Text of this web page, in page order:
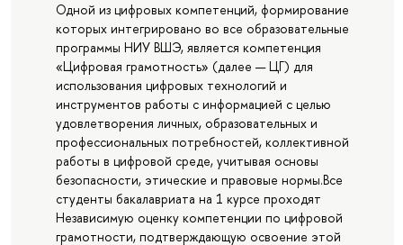
Одной из цифровых компетенций, формирование
которых интегрировано во все образовательные
программы НИУ ВШЭ, является компетенция
«Цифровая грамотность» (далее — ЦГ) для
использования цифровых технологий и
инструментов работы с информацией с целью
удовлетворения личных, образовательных и
профессиональных потребностей, коллективной
работы в цифровой среде, учитывая основы
безопасности, этические и правовые нормы.Все
студенты бакалавриата на 1 курсе проходят
Независимую оценку компетенции по цифровой
грамотности, подтверждающую освоение этой